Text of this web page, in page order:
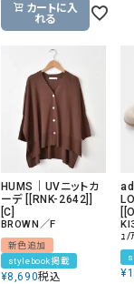
DENIM
EVOL（イーボ
Emma Taylor
FLAVOR TEE
GO TO
ッド）
G-STAR
GOOD SPEED
カートに入
れる
HUMS｜UVニットカ
ーデ [[RNK-2642]]
[C]
BROWN／F
新色追加
stylebook掲載
¥8,690税込
ｭ/
¥